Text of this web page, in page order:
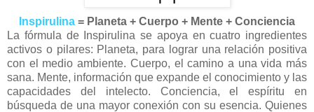
Inspirulina = Planeta + Cuerpo + Mente + Conciencia
La fórmula de Inspirulina se apoya en cuatro ingredientes
activos o pilares: Planeta, para lograr una relación positiva
con el medio ambiente. Cuerpo, el camino a una vida más
sana. Mente, información que expande el conocimiento y las
capacidades del intelecto. Conciencia, el espíritu en
búsqueda de una mayor conexión con su esencia. Quienes